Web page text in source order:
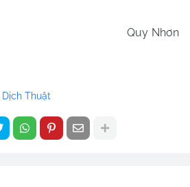
Nhơn
Thuật